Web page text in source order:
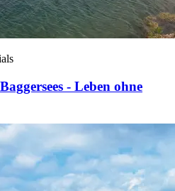
- Leben ohne